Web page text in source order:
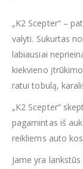
„K2 Scepter“ –
valyti. Sukurtas
labiausiai
kiekvieno
ratui tobulą,
„K2 Scepter“
pagamintas iš
reikliems auto
Jame yra